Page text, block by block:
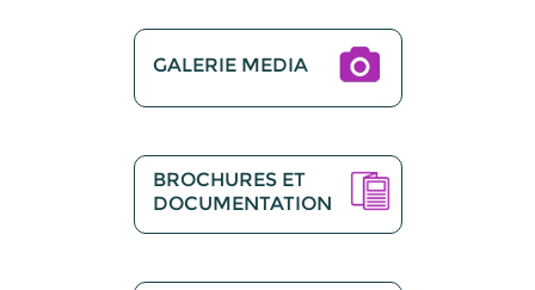
GALERIE MEDIA
BROCHURES ET
DOCUMENTATION